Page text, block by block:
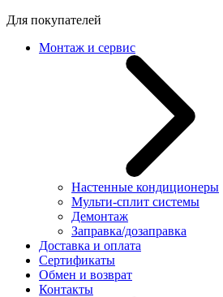
Для покупателей
Монтаж и сервис
Настенные кондиционеры
Мульти-сплит системы
Демонтаж
Заправка/дозаправка
Доставка и оплата
Сертификаты
Обмен и возврат
Контакты